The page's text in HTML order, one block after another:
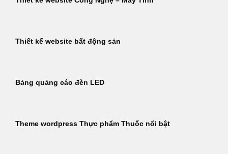
Thiết kế website bất động sản
Bảng quảng cáo đèn LED
Theme wordpress Thực phẩm Thuốc nổi bật